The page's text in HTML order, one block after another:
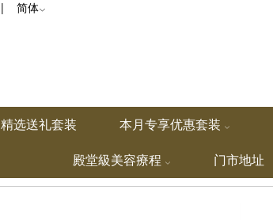
| 简体
精选送礼套装 本月专享优惠套装
殿堂級美容療程 门市地址